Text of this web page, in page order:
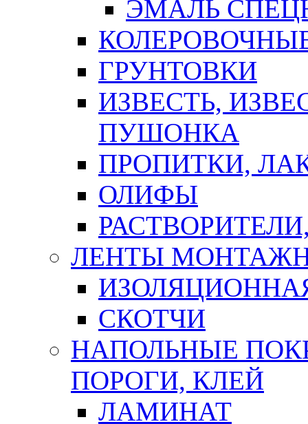
ЭМАЛЬ
ГРУНТОВКИ
ИЗВЕСТЬ,
ПУШОНКА
ПРОПИТКИ,
ОЛИФЫ
ЛЕНТЫ
СКОТЧИ
НАПОЛЬНЫЕ
ПОРОГИ, КЛЕЙ
ЛАМИНАТ